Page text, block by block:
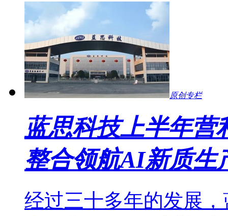
原创专栏
蓝思科技上半年营
整合领航AI新质生
经过三十多年的发展